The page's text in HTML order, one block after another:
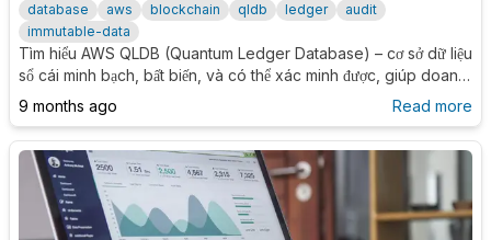
database aws blockchain qldb ledger
audit
immutable-data
Tìm hiểu AWS QLDB (Quantum Ledger Database) – cơ sở dữ liệu
sổ cái minh bạch, bất biến, và có thể xác minh được, giúp doanh
nghiệp lưu trữ và theo dõi lịch sử thay đổi dữ liệu một cách an
toàn và đáng tin cậy.
9 months ago Read more